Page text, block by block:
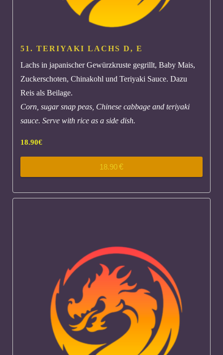
51. TERIYAKI LACHS D, E
Lachs in japanischer Gewürzkruste gegrillt, Baby Mais,
Zuckerschoten, Chinakohl und Teriyaki Sauce. Dazu
Reis als Beilage.
Corn, sugar snap peas, Chinese cabbage and teriyaki
sauce. Serve with rice as a side dish.
18.90€
18.90€